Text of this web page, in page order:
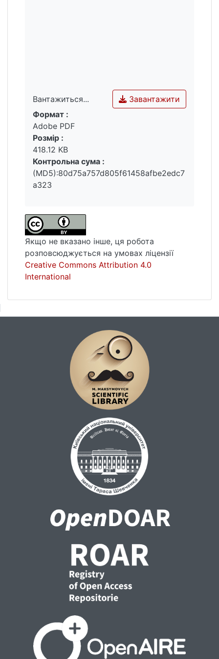
Вантажиться...
Вантажиться...
Завантажити
Формат :
Adobe PDF
Розмір :
418.12 KB
Контрольна сума :
(MD5):80d75a757d805f61458afbe2edc7
a323
Якщо не вказано інше, ця робота
розповсюджується на умовах ліцензії
Creative Commons Attribution 4.0
International